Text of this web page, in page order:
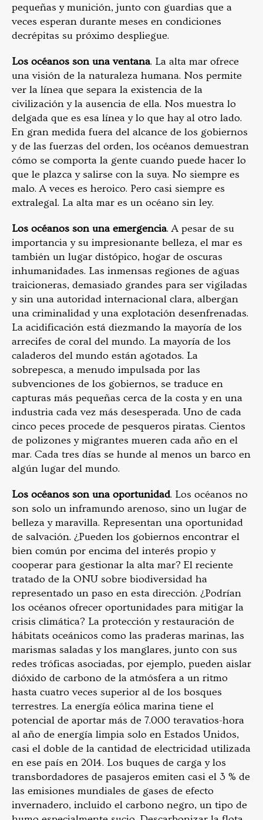
pequeñas y munición, junto con guardias que a
veces esperan durante meses en condiciones
decrépitas su próximo despliegue.
Los océanos son una ventana. La alta mar ofrece
una visión de la naturaleza humana. Nos permite
ver la línea que separa la existencia de la
civilización y la ausencia de ella. Nos muestra lo
delgada que es esa línea y lo que hay al otro lado.
En gran medida fuera del alcance de los gobiernos
y de las fuerzas del orden, los océanos demuestran
cómo se comporta la gente cuando puede hacer lo
que le plazca y salirse con la suya. No siempre es
malo. A veces es heroico. Pero casi siempre es
extralegal. La alta mar es un océano sin ley.
Los océanos son una emergencia. A pesar de su
importancia y su impresionante belleza, el mar es
también un lugar distópico, hogar de oscuras
inhumanidades. Las inmensas regiones de aguas
traicioneras, demasiado grandes para ser vigiladas
y sin una autoridad internacional clara, albergan
una criminalidad y una explotación desenfrenadas.
La acidificación está diezmando la mayoría de los
arrecifes de coral del mundo. La mayoría de los
caladeros del mundo están agotados. La
sobrepesca, a menudo impulsada por las
subvenciones de los gobiernos, se traduce en
capturas más pequeñas cerca de la costa y en una
industria cada vez más desesperada. Uno de cada
cinco peces procede de pesqueros piratas. Cientos
de polizones y migrantes mueren cada año en el
mar. Cada tres días se hunde al menos un barco en
algún lugar del mundo.
Los océanos son una oportunidad. Los océanos no
son solo un inframundo arenoso, sino un lugar de
belleza y maravilla. Representan una oportunidad
de salvación. ¿Pueden los gobiernos encontrar el
bien común por encima del interés propio y
cooperar para gestionar la alta mar? El reciente
tratado de la ONU sobre biodiversidad ha
representado un paso en esta dirección. ¿Podrían
los océanos ofrecer oportunidades para mitigar la
crisis climática? La protección y restauración de
hábitats oceánicos como las praderas marinas, las
marismas saladas y los manglares, junto con sus
redes tróficas asociadas, por ejemplo, pueden aislar
dióxido de carbono de la atmósfera a un ritmo
hasta cuatro veces superior al de los bosques
terrestres. La energía eólica marina tiene el
potencial de aportar más de 7.000 teravatios-hora
al año de energía limpia solo en Estados Unidos,
casi el doble de la cantidad de electricidad utilizada
en ese país en 2014. Los buques de carga y los
transbordadores de pasajeros emiten casi el 3 % de
las emisiones mundiales de gases de efecto
invernadero, incluido el carbono negro, un tipo de